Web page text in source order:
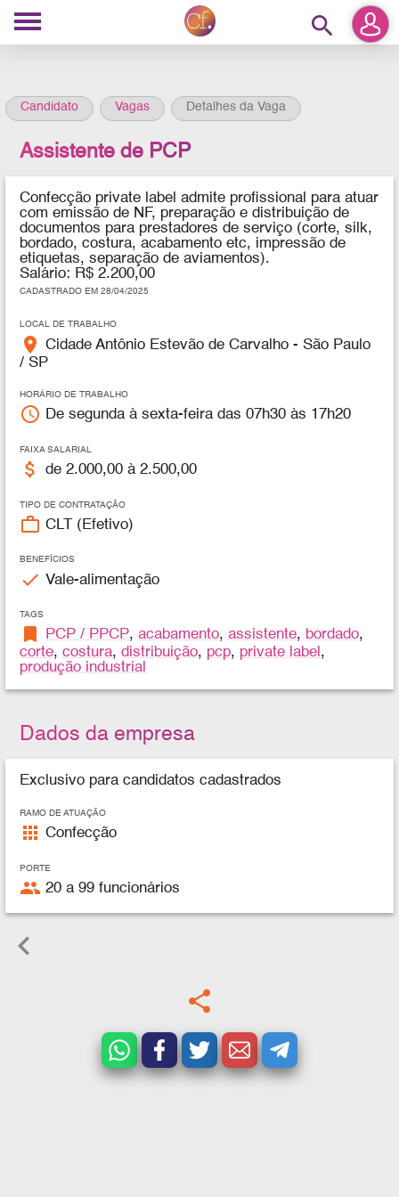
search
Candidato Vagas Detalhes da Vaga
Assistente de PCP
Confecção private label admite profissional para atuar
com emissão de NF, preparação e distribuição de
documentos para prestadores de serviço (corte, silk,
bordado, costura, acabamento etc, impressão de
etiquetas, separação de aviamentos).
Salário: R$ 2.200,00
CADASTRADO EM 28/04/2025
LOCAL DE TRABALHO
place Cidade Antônio Estevão de Carvalho - São Paulo
/ SP
HORÁRIO DE TRABALHO
access_time De segunda à sexta-feira das 07h30 às 17h20
FAIXA SALARIAL
attach_money de 2.000,00 à 2.500,00
TIPO DE CONTRATAÇÃO
work_outline CLT (Efetivo)
BENEFÍCIOS
check Vale-alimentação
TAGS
bookmark PCP / PPCP,acabamento,assistente, bordado,
corte,costura,distribuição, pcp, private label ,
produção industrial
Dados da empresa
Exclusivo para candidatos cadastrados
RAMO DE ATUAÇÃO
apps Confecção
PORTE
people 20 a 99 funcionários
keyboard_arrow_left
share